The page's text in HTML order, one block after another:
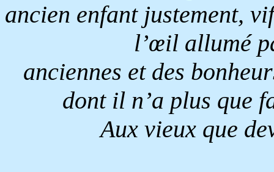
ancien enfant justement,
l’œil allumé
anciennes et des
dont il n’a plus que
Aux vieux que